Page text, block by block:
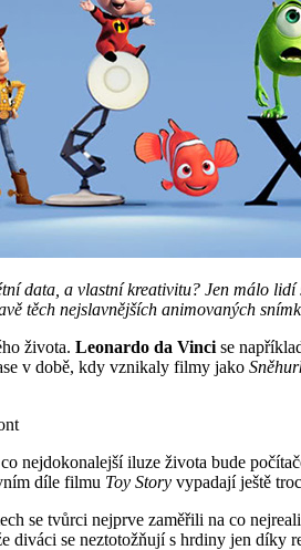
data, a vlastní kreativitu? Jen málo
těch nejslavnějších animovaných
života. Leonardo da Vinci se
v době, kdy vznikaly filmy jako
nejdokonalejší iluze života bude
díle filmu Toy Story vypadají ještě
se tvůrci nejprve zaměřili na co
diváci se neztotožňují s hrdiny jen